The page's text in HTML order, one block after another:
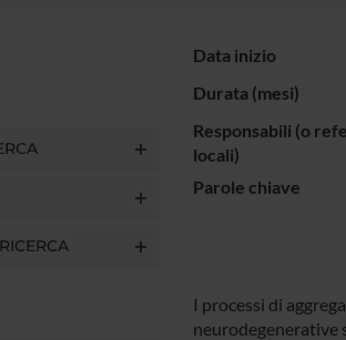
Data inizio
Durata (mesi)
Responsabili (o
locali)
Parole chiave
I processi di
neurodegenerative